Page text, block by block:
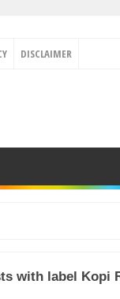
DISCLAIMER
with label Kopi